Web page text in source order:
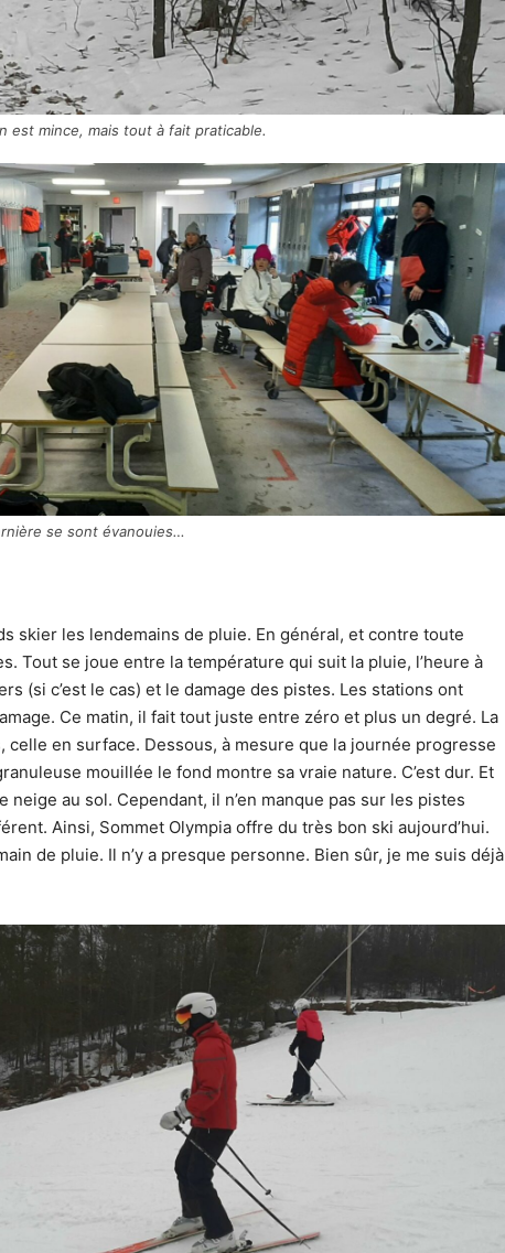
est mince, mais tout à fait praticable.
se sont évanouies…
skier les lendemains de pluie. En général, et contre toute
Tout se joue entre la température qui suit la pluie, l’heure à
(si c’est le cas) et le damage des pistes. Les stations ont
Ce matin, il fait tout juste entre zéro et plus un degré. La
celle en surface. Dessous, à mesure que la journée progresse
mouillée le fond montre sa vraie nature. C’est dur. Et
neige au sol. Cependant, il n’en manque pas sur les pistes
Ainsi, Sommet Olympia offre du très bon ski aujourd’hui.
de pluie. Il n’y a presque personne. Bien sûr, je me suis déjà